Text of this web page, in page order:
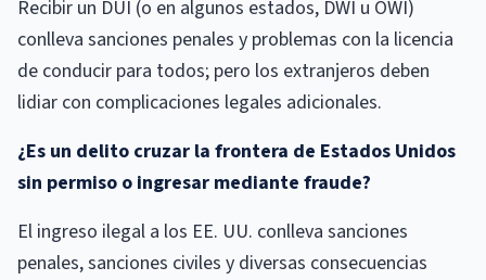
Recibir un DUI (o en algunos estados, DWI u OWI)
conlleva sanciones penales y problemas con la licencia
de conducir para todos; pero los extranjeros deben
lidiar con complicaciones legales adicionales.
¿Es un delito cruzar la frontera de Estados Unidos
sin permiso o ingresar mediante fraude?
El ingreso ilegal a los EE. UU. conlleva sanciones
penales, sanciones civiles y diversas consecuencias